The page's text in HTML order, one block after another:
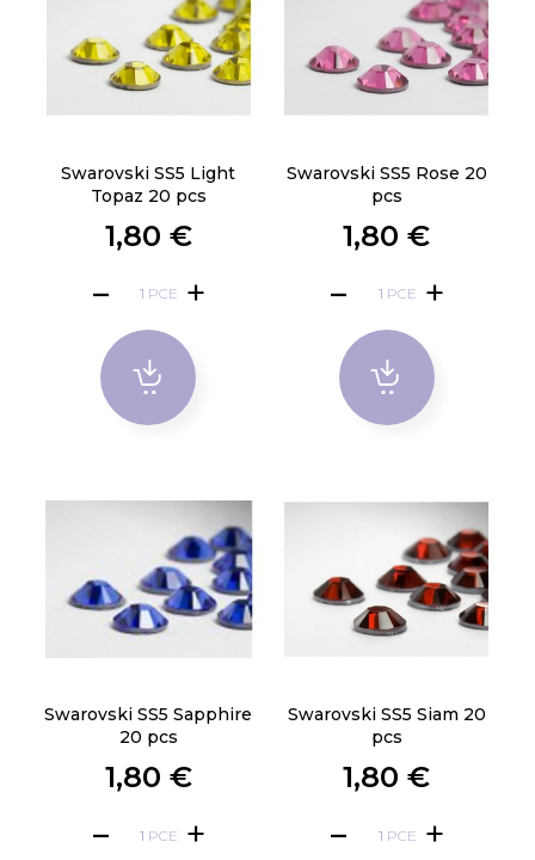
Swarovski SS5 Light
Topaz 20 pcs
1,80 €
PCE
Swarovski SS5 Rose 20
pcs
1,80 €
PCE
Swarovski SS5 Sapphire
20 pcs
1,80 €
PCE
Swarovski SS5 Siam 20
pcs
1,80 €
PCE